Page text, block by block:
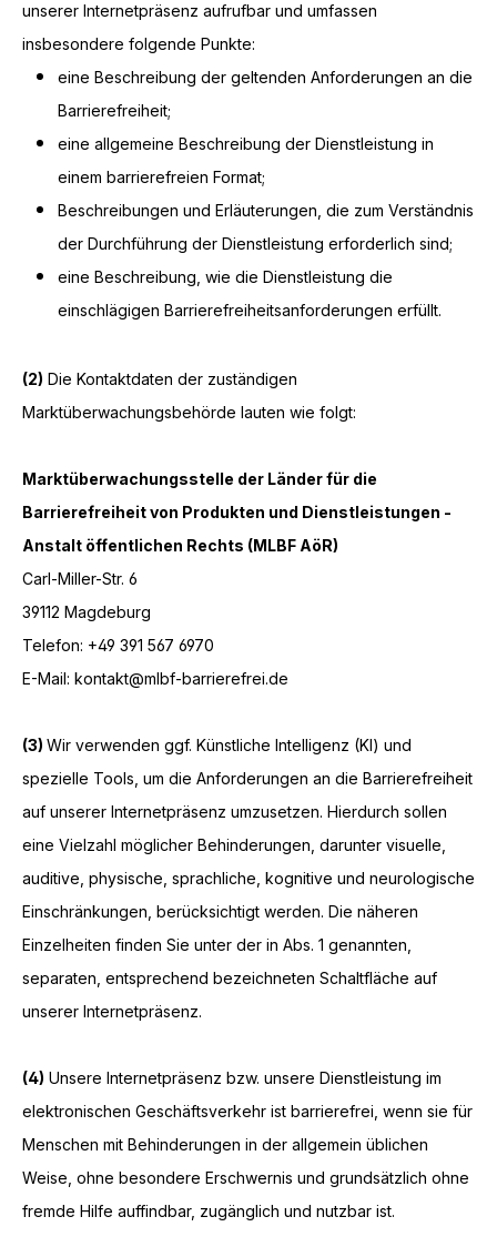
unserer Internetpräsenz aufrufbar und umfassen
insbesondere folgende Punkte:
eine Beschreibung der geltenden Anforderungen an die
Barrierefreiheit;
eine allgemeine Beschreibung der Dienstleistung in
einem barrierefreien Format;
Beschreibungen und Erläuterungen, die zum Verständnis
der Durchführung der Dienstleistung erforderlich sind;
eine Beschreibung, wie die Dienstleistung die
einschlägigen Barrierefreiheitsanforderungen erfüllt.
(2) Die Kontaktdaten der zuständigen
Marktüberwachungsbehörde lauten wie folgt:
Marktüberwachungsstelle der Länder für die
Barrierefreiheit von Produkten und Dienstleistungen -
Anstalt öffentlichen Rechts (MLBF AöR)
Carl-Miller-Str. 6
39112 Magdeburg
Telefon: +49 391 567 6970
E-Mail: kontakt@mlbf-barrierefrei.de
(3) Wir verwenden ggf. Künstliche Intelligenz (KI) und
spezielle Tools, um die Anforderungen an die Barrierefreiheit
auf unserer Internetpräsenz umzusetzen. Hierdurch sollen
eine Vielzahl möglicher Behinderungen, darunter visuelle,
auditive, physische, sprachliche, kognitive und neurologische
Einschränkungen, berücksichtigt werden. Die näheren
Einzelheiten finden Sie unter der in Abs. 1 genannten,
separaten, entsprechend bezeichneten Schaltfläche auf
unserer Internetpräsenz.
(4) Unsere Internetpräsenz bzw. unsere Dienstleistung im
elektronischen Geschäftsverkehr ist barrierefrei, wenn sie für
Menschen mit Behinderungen in der allgemein üblichen
Weise, ohne besondere Erschwernis und grundsätzlich ohne
fremde Hilfe auffindbar, zugänglich und nutzbar ist.